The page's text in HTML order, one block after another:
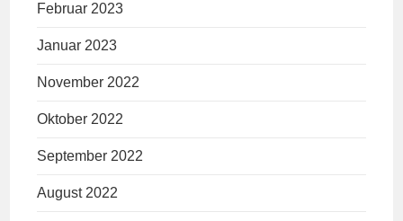
Februar 2023
Januar 2023
November 2022
Oktober 2022
September 2022
August 2022